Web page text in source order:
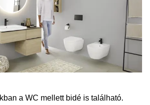
a WC mellett bidé is található.